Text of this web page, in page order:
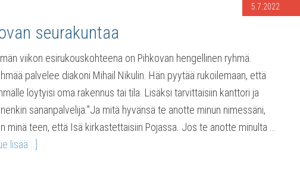
5.7.2022
seurakuntaa
viikon esirukouskohteena on Pihkovan hengellinen ryhmä.
palvelee diakoni Mihail Nikulin. Hän pyytää rukoilemaan, että
löytyisi oma rakennus tai tila. Lisäksi tarvittaisiin kanttori ja
sananpalvelija."Ja mitä hyvänsä te anotte minun nimessäni,
minä teen, että Isä kirkastettaisiin Pojassa. Jos te anotte minulta …
lisää...]